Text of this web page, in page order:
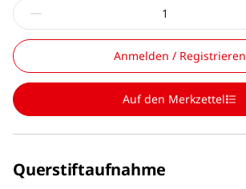
Anmelden / Registrieren
Auf den Merkzettel
Querstiftaufnahme